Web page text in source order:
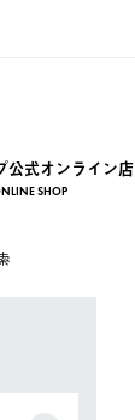
公式オンライン店
SHOP